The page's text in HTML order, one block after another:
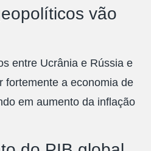
vão
entre Ucrânia e Rússia e
fortemente a economia de
em aumento da inflação